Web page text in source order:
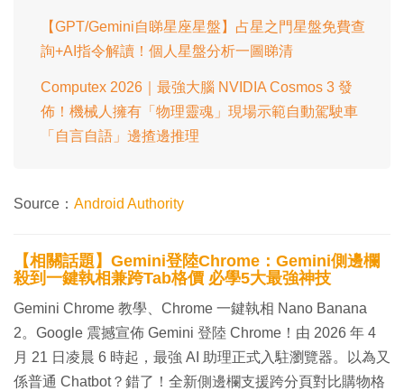
【GPT/Gemini自睇星座星盤】占星之門星盤免費查
詢+AI指令解讀！個人星盤分析一圖睇清
Computex 2026｜最強大腦 NVIDIA Cosmos 3 發
佈！機械人擁有「物理靈魂」現場示範自動駕駛車
「自言自語」邊揸邊推理
Source： Android Authority
【相關話題】Gemini登陸Chrome：Gemini側邊欄
殺到一鍵執相兼跨Tab格價 必學5大最強神技
Gemini Chrome 教學、Chrome 一鍵執相 Nano Banana
2。Google 震撼宣佈 Gemini 登陸 Chrome！由 2026 年 4
月 21 日凌晨 6 時起，最強 AI 助理正式入駐瀏覽器。以為又
係普通 Chatbot？錯了！全新側邊欄支援跨分頁對比購物格